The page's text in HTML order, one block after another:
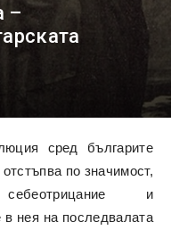
–
сред българите
по значимост,
и
в нея на последвалата